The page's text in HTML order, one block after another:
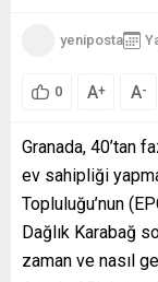
yeniposta
0 A+ A-
Granada, 40’tan
ev sahipliği
Topluluğu’nun
Dağlık Karabağ
zaman ve nasıl